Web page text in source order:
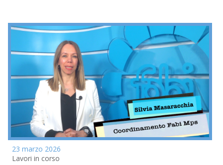
23 marzo 2026
Lavori in corso